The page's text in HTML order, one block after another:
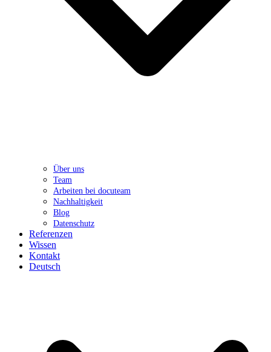
Über uns
Team
Arbeiten bei docuteam
Nachhaltigkeit
Blog
Datenschutz
Referenzen
Wissen
Kontakt
Deutsch